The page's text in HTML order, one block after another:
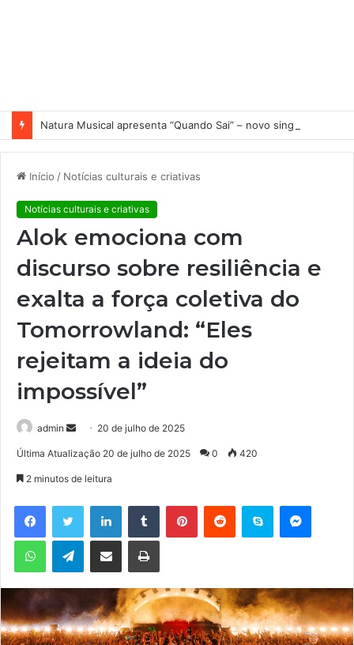
Início / Notícias culturais e criativas
Notícias culturais e criativas
Alok emociona com
discurso sobre resiliência e
exalta a força coletiva do
Tomorrowland: “Eles
rejeitam a ideia do
impossível”
admin
d
e
m
a
i
20 de julho de 2025
Última Atualização 20 de julho de 2025 0 420
2 minutos de leitura
Telegram